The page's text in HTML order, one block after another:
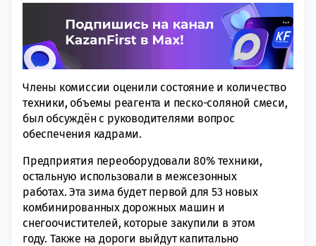
Члены комиссии оценили состояние и количество
техники, объемы реагента и песко-соляной смеси,
был обсуждён с руководителями вопрос
обеспечения кадрами.
Предприятия переоборудовали 80% техники,
остальную использовали в межсезонных
работах. Эта зима будет первой для 53 новых
комбинированных дорожных машин и
снегоочистителей, которые закупили в этом
году. Также на дороги выйдут капитально